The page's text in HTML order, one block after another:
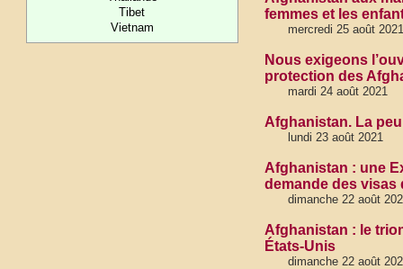
Tibet
Vietnam
femmes et les
mercredi 25 août 2021
Nous exigeons
protection des
mardi 24 août 2021
Afghanistan. La
lundi 23 août 2021
Afghanistan : une
demande des visas
dimanche 22 août
Afghanistan : le
États-Unis
dimanche 22 août